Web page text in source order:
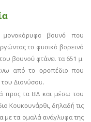
βουνό που
το φυσικό βορεινό
βουνού φτάνει τα 651 μ.
από το οροπέδιο που
Διονύσου.
προς τα ΒΔ και μέσω του
Κουκουνάρθι, δηλαδή τις
με τα ομαλά ανάγλυφα της